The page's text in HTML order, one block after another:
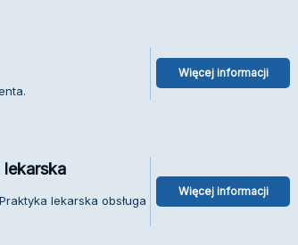
Więcej informacji
lekarska obsługa
Więcej informacji